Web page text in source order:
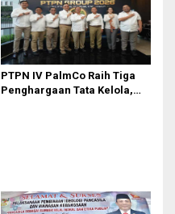
PTPN IV PalmCo Raih Tiga
Penghargaan Tata Kelola,